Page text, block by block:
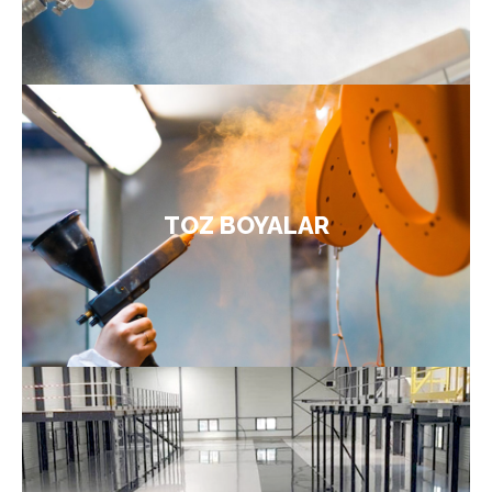
TOZ BOYALAR
Dekoratif bir yüzey yaratan, çevre dostu ve
kullanıma hazır
toz boya
, günümüzde mimariden
otomotiv sanayisine, MDF kaplamadan cam,
seramik ve beyaz eşyaya kadar pek çok sektörde
kullanılır. Toz boya uygulaması, elektrostatik
tabanca vasıtasıyla gerçekleştirilir.
Yapı dekorasyon alanlarında zemin kaplamaları
büyük önem taşır. Çok çeşitli sayıda zemin
kaplama örnekleri ve materyalleri mevcuttur. Son